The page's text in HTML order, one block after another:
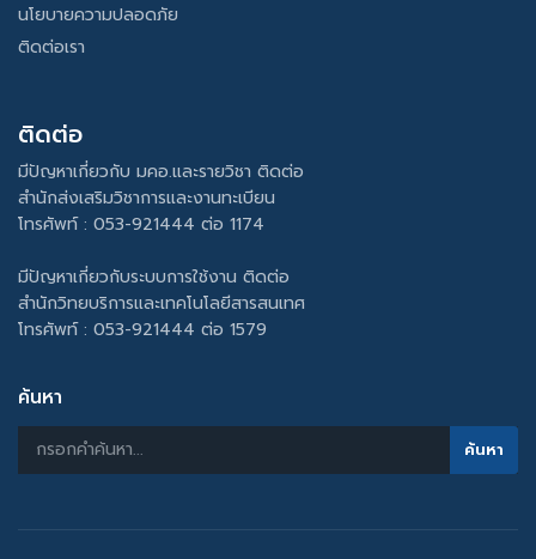
นโยบายความปลอดภัย
ติดต่อเรา
ติดต่อ
มีปัญหาเกี่ยวกับ มคอ.และรายวิชา ติดต่อ
สำนักส่งเสริมวิชาการและงานทะเบียน
โทรศัพท์ : 053-921444 ต่อ 1174
มีปัญหาเกี่ยวกับระบบการใช้งาน ติดต่อ
สำนักวิทยบริการและเทคโนโลยีสารสนเทศ
โทรศัพท์ : 053-921444 ต่อ 1579
ค้นหา